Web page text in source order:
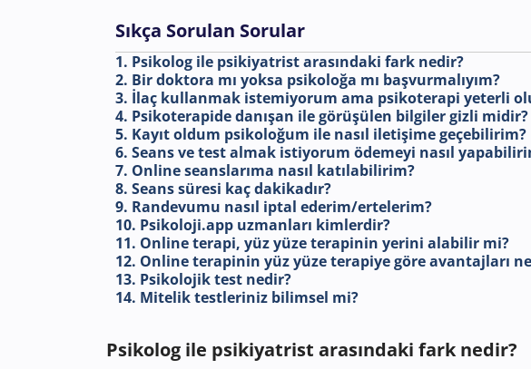
Sıkça Sorulan Sorular
1. Psikolog ile psikiyatrist arasındaki fark nedir?
2. Bir doktora mı yoksa psikoloğa mı başvurmalıyım?
3. İlaç kullanmak istemiyorum ama psikoterapi yeterli
4. Psikoterapide danışan ile görüşülen bilgiler gizli midir?
5. Kayıt oldum psikoloğum ile nasıl iletişime geçebilirim?
6. Seans ve test almak istiyorum ödemeyi nasıl
7. Online seanslarıma nasıl katılabilirim?
8. Seans süresi kaç dakikadır?
9. Randevumu nasıl iptal ederim/ertelerim?
10. Psikoloji.app uzmanları kimlerdir?
11. Online terapi, yüz yüze terapinin yerini alabilir mi?
12. Online terapinin yüz yüze terapiye göre avantajları
13. Psikolojik test nedir?
14. Mitelik testleriniz bilimsel mi?
Psikolog ile psikiyatrist arasındaki fark nedir?